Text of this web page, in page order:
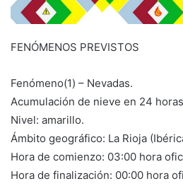
FENÓMENOS PREVISTOS
Fenómeno(1) – Nevadas.
Acumulación de nieve en 24
Nivel: amarillo.
Ámbito geográfico: La Rioja
Hora de comienzo: 03:00 hora
Hora de finalización: 00:00 hora